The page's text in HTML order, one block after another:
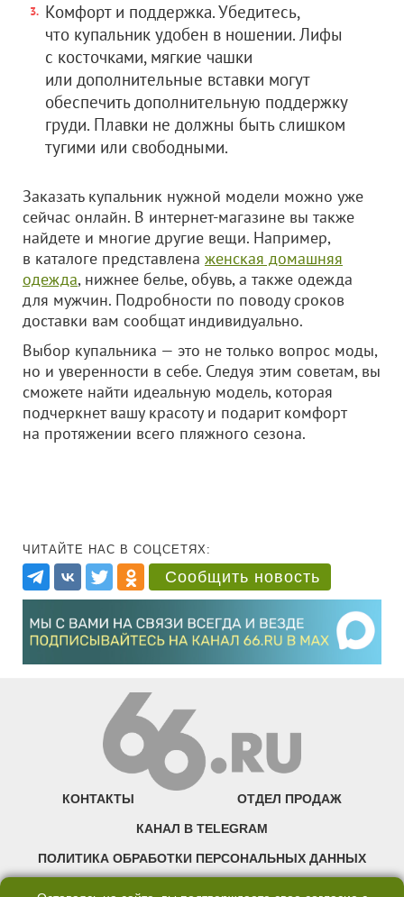
Комфорт и поддержка. Убедитесь,
что купальник удобен в ношении. Лифы
с косточками, мягкие чашки
или дополнительные вставки могут
обеспечить дополнительную поддержку
груди. Плавки не должны быть слишком
тугими или свободными.
Заказать купальник нужной модели можно уже
сейчас онлайн. В интернет-магазине вы также
найдете и многие другие вещи. Например,
в каталоге представлена женская домашняя
одежда, нижнее белье, обувь, а также одежда
для мужчин. Подробности по поводу сроков
доставки вам сообщат индивидуально.
Выбор купальника — это не только вопрос моды,
но и уверенности в себе. Следуя этим советам, вы
сможете найти идеальную модель, которая
подчеркнет вашу красоту и подарит комфорт
на протяжении всего пляжного сезона.
ЧИТАЙТЕ НАС В СОЦСЕТЯХ:
Сообщить новость
КОНТАКТЫ ОТДЕЛ ПРОДАЖ
КАНАЛ В TELEGRAM
ПОЛИТИКА ОБРАБОТКИ ПЕРСОНАЛЬНЫХ ДАННЫХ